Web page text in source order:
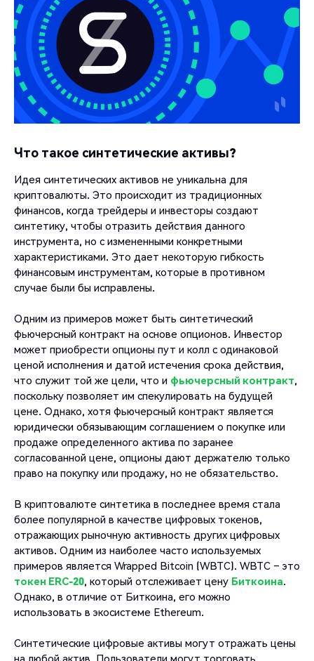
Что такое синтетические активы?
Идея синтетических активов не уникальна для
криптовалюты. Это происходит из традиционных
финансов, когда трейдеры и инвесторы создают
синтетику, чтобы отразить действия данного
инструмента, но с измененными конкретными
характеристиками. Это дает некоторую гибкость
финансовым инструментам, которые в противном
случае были бы исправлены.
Одним из примеров может быть синтетический
фьючерсный контракт на основе опционов. Инвестор
может приобрести опционы пут и колл с одинаковой
ценой исполнения и датой истечения срока действия,
что служит той же цели, что и фьючерсный контракт,
поскольку позволяет им спекулировать на будущей
цене. Однако, хотя фьючерсный контракт является
юридически обязывающим соглашением о покупке или
продаже определенного актива по заранее
согласованной цене, опционы дают держателю только
право на покупку или продажу, но не обязательство.
В криптовалюте синтетика в последнее время стала
более популярной в качестве цифровых токенов,
отражающих рыночную активность других цифровых
активов. Одним из наиболее часто используемых
примеров является Wrapped Bitcoin (WBTC). WBTC – это
токен ERC-20, который отслеживает цену Биткоина.
Однако, в отличие от Биткоина, его можно
использовать в экосистеме Ethereum.
Синтетические цифровые активы могут отражать цены